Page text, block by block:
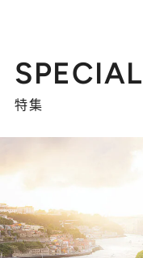
SPECIAL
特集